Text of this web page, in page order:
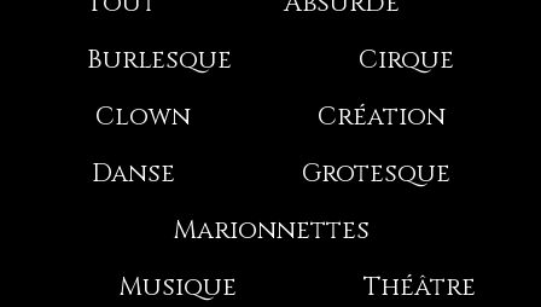
Burlesque
Cirque
Clown
Création
Danse
Grotesque
Marionnettes
Musique
Théâtre